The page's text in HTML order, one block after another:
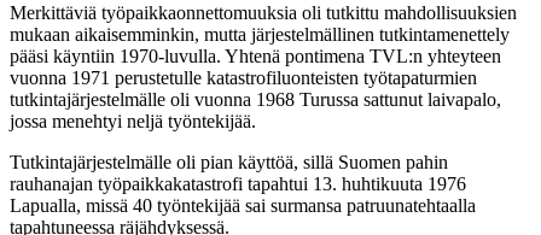
Merkittäviä työpaikkaonnettomuuksia oli tutkittu mahdollisuuksien
mukaan aikaisemminkin, mutta järjestelmällinen tutkintamenettely
pääsi käyntiin 1970-luvulla. Yhtenä pontimena TVL:n yhteyteen
vuonna 1971 perustetulle katastrofiluonteisten työtapaturmien
tutkintajärjestelmälle oli vuonna 1968 Turussa sattunut laivapalo,
jossa menehtyi neljä työntekijää.
Tutkintajärjestelmälle oli pian käyttöä, sillä Suomen pahin
rauhanajan työpaikkakatastrofi tapahtui 13. huhtikuuta 1976
Lapualla, missä 40 työntekijää sai surmansa patruunatehtaalla
tapahtuneessa räjähdyksessä.